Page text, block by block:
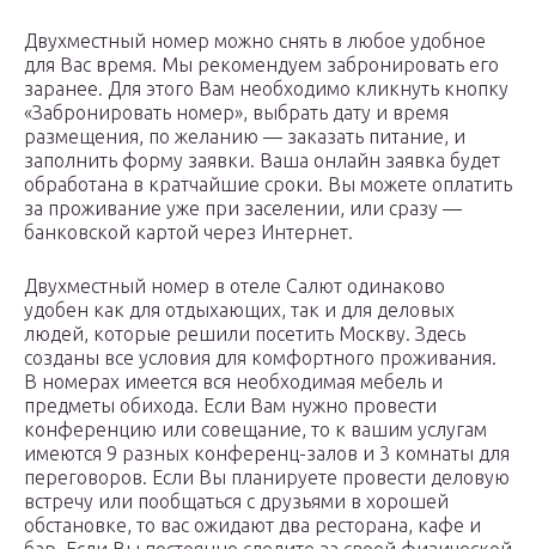
Двухместный номер можно снять в любое удобное
для Вас время. Мы рекомендуем забронировать его
заранее. Для этого Вам необходимо кликнуть кнопку
«Забронировать номер», выбрать дату и время
размещения, по желанию — заказать питание, и
заполнить форму заявки. Ваша онлайн заявка будет
обработана в кратчайшие сроки. Вы можете оплатить
за проживание уже при заселении, или сразу —
банковской картой через Интернет.
Двухместный номер в отеле Салют одинаково
удобен как для отдыхающих, так и для деловых
людей, которые решили посетить Москву. Здесь
созданы все условия для комфортного проживания.
В номерах имеется вся необходимая мебель и
предметы обихода. Если Вам нужно провести
конференцию или совещание, то к вашим услугам
имеются 9 разных конференц-залов и 3 комнаты для
переговоров. Если Вы планируете провести деловую
встречу или пообщаться с друзьями в хорошей
обстановке, то вас ожидают два ресторана, кафе и